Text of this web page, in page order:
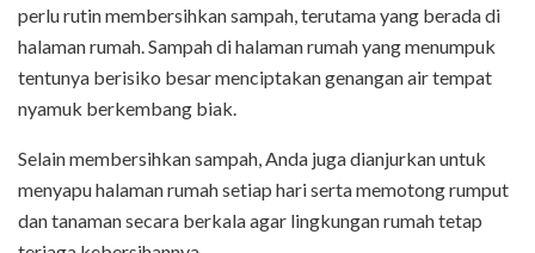
perlu rutin membersihkan sampah, terutama yang berada di
halaman rumah. Sampah di halaman rumah yang menumpuk
tentunya berisiko besar menciptakan genangan air tempat
nyamuk berkembang biak.
Selain membersihkan sampah, Anda juga dianjurkan untuk
menyapu halaman rumah setiap hari serta memotong rumput
dan tanaman secara berkala agar lingkungan rumah tetap